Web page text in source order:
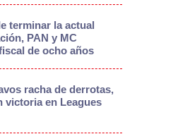
terminar la actual
PAN y MC
de ocho años
racha de derrotas,
victoria en Leagues